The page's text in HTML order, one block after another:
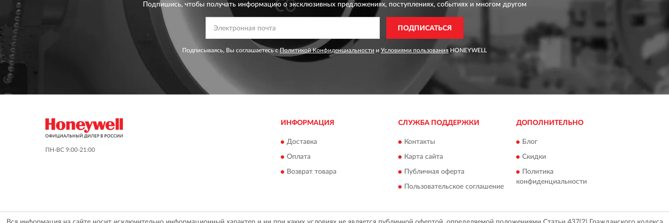
Подпишись, чтобы получать информацию о эксклюзивных предложениях,поступлениях, событиях и многом другом
ПОДПИСАТЬСЯ
Подписываясь, Вы соглашаетесь сПолитикой Конфиденциальности и Условиями пользования HONEYWELL
ПН-ВС 9:00-21:00
ИНФОРМАЦИЯ
Доставка
Оплата
Возврат товара
СЛУЖБА ПОДДЕРЖКИ
Контакты
Карта сайта
Публичная оферта
Пользовательское соглашение
ДОПОЛНИТЕЛЬНО
Блог
Скидки
Политика
конфиденциальности